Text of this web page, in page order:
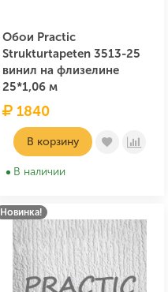
Обои Practic
Strukturtapeten 3513-25
винил на флизелине
25*1,06 м
1840
В корзину
В наличии
Новинка!